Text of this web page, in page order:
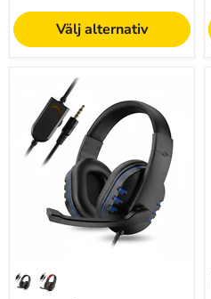
Välj alternativ
trådbundet
gamingheadset
med
mikrofon
smartphones